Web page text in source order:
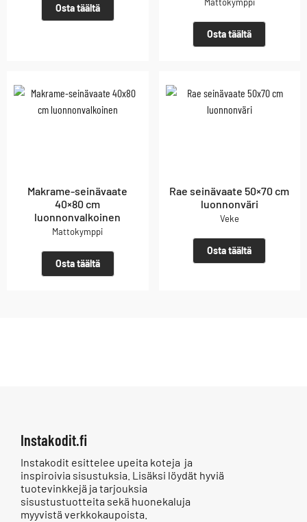
Osta täältä Mattokymppi
Osta täältä
Makrame-seinävaate
40×80 cm
luonnonvalkoinen
Mattokymppi
Osta täältä
Rae seinävaate 50×70 cm
luonnonväri
Veke
Osta täältä
Instakodit.fi
Instakodit esittelee upeita koteja ja
inspiroivia sisustuksia. Lisäksi löydät hyviä
tuotevinkkejä ja tarjouksia
sisustustuotteita sekä huonekaluja
myyvistä verkkokaupoista.